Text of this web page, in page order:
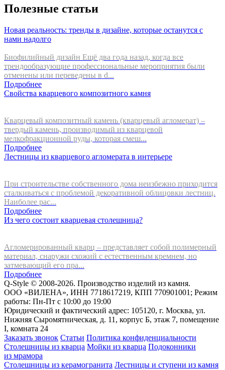
Полезные статьи
Новая реальность: тренды в дизайне, которые останутся с
нами надолго
Биофилийный дизайн Ещё два года назад, когда все
трендообразующие профессиональные мероприятия были
отменены или переведены в d...
Подробнее
Свойства кварцевого композитного камня
Кварцевый композитный камень (кварцевый агломерат) –
твердый камень, производимый из кварцевой
мелкофракционной руды, которая смеш...
Подробнее
Лестницы из кварцевого агломерата в интерьере
При строительстве собственного дома неизбежно приходится
сталкиваться с проблемой декоративной облицовки лестниц.
Наиболее рас...
Подробнее
Из чего состоит кварцевая столешница?
Агломерированный кварц – представляет собой полимерный
материал, снаружи схожий с естественным кремнем, но
затмевающий его пра...
Подробнее
Q-Style © 2008-2026. Производство изделий из камня.
ООО «ВИЛЕНА», ИНН 7718617219, КПП 770901001; Режим
работы: Пн-Пт с 10:00 до 19:00
Юридический и фактический адрес: 105120, г. Москва, ул.
Нижняя Сыромятническая, д. 11, корпус Б, этаж 7, помещение
I, комната 24
Заказать звонок Статьи Политика конфиденциальности
Столешницы из кварца Мойки из кварца Подоконники
из мрамора
Столешницы из керамогранита Лестницы и ступени из камня